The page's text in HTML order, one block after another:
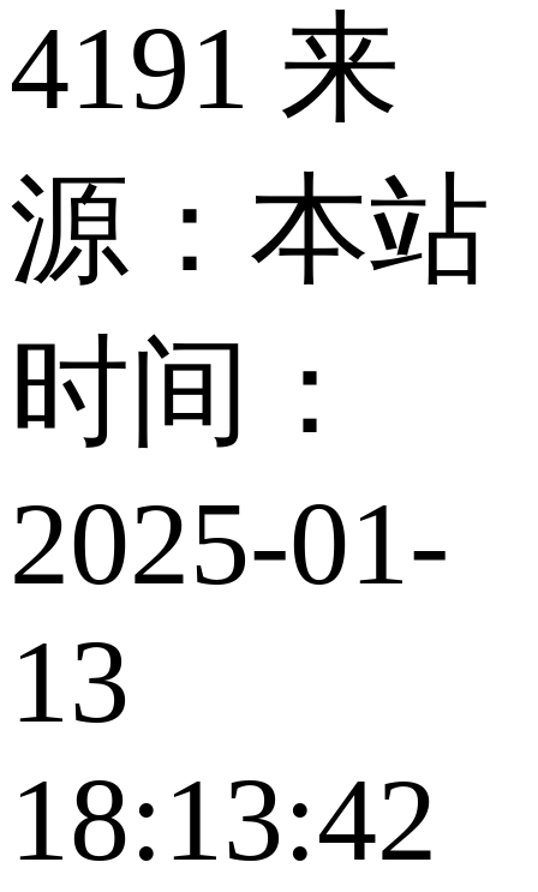
4191 来
源：本站
时间：
2025-01-
13
18:13:42